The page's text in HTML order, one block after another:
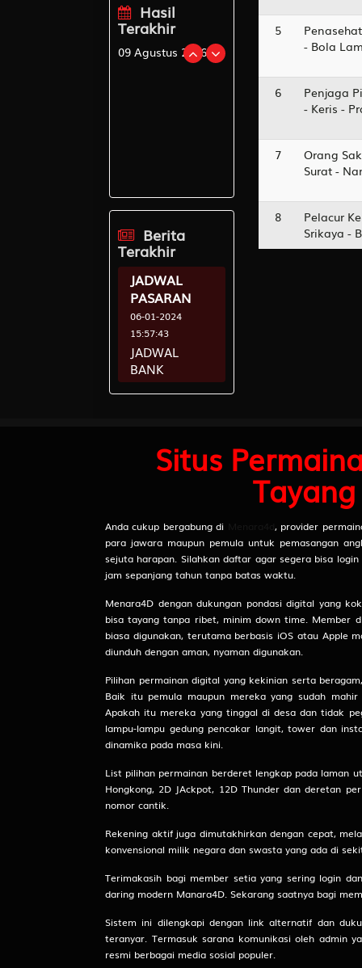
Hasil
Terakhir
09 Agustus 2026
BENIN 7108
Berita
Terakhir
JADWAL
PASARAN
06-01-2024
15:57:43
JADWAL
BANK
OFFLINE
5
- Bola
6
Penjaga
- Keris -
7
Orang
Surat -
8
Pelacur
Srikaya -
12
Wanita
13
Ahli
Abiyasa
Destarata
15
16
Orang
Anggur -
17 Penolong
18
Putri
Engsel -
19
Kekasih -
Bemo -
20
Situs
Anda cukup bergabung di
, provider
para jawara maupun pemula untuk pemasangan
sejuta harapan. Silahkan daftar agar segera bisa
jam sepanjang tahun tanpa batas waktu.
Menara4D dengan dukungan pondasi digital yang
bisa tayang tanpa ribet, minim down time. Member
biasa digunakan, terutama berbasis iOS atau Apple
diunduh dengan aman, nyaman digunakan.
Pilihan permainan digital yang kekinian serta
Baik itu pemula maupun mereka yang sudah
Apakah itu mereka yang tinggal di desa dan tidak
lampu-lampu gedung pencakar langit, tower dan
dinamika pada masa kini.
List pilihan permainan berderet lengkap pada laman
Hongkong, 2D JAckpot, 12D Thunder dan deretan
nomor cantik.
Rekening aktif juga dimutakhirkan dengan cepat,
konvensional milik negara dan swasta yang ada di
Terimakasih bagi member setia yang sering login
daring modern Manara4D. Sekarang saatnya bagi
Sistem ini dilengkapi dengan link alternatif dan
teranyar. Termasuk sarana komunikasi oleh admin
resmi berbagai media sosial populer.